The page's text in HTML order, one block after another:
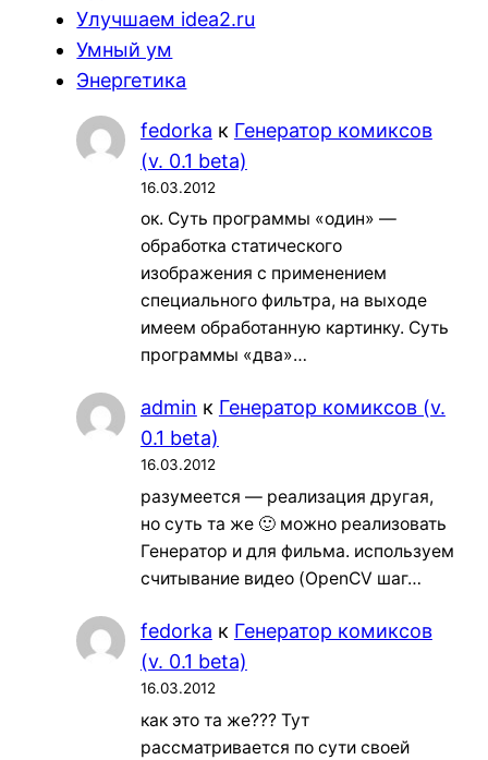
Улучшаем idea2.ru
Умный ум
Энергетика
fedorka к Генератор комиксов
(v. 0.1 beta)
16.03.2012
ок. Суть программы «один» —
обработка статического
изображения с применением
специального фильтра, на выходе
имеем обработанную картинку. Суть
программы «два»…
admin к Генератор комиксов (v.
0.1 beta)
16.03.2012
разумеется — реализация другая,
но суть та же 🙂 можно реализовать
Генератор и для фильма. используем
считывание видео (OpenCV шаг…
fedorka к Генератор комиксов
(v. 0.1 beta)
16.03.2012
как это та же??? Тут
рассматривается по сути своей